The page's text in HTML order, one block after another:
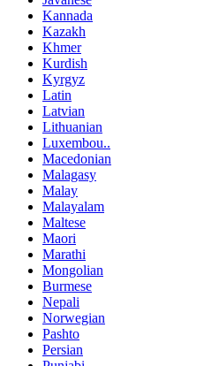
Kannada
Kazakh
Khmer
Kurdish
Kyrgyz
Latin
Latvian
Lithuanian
Luxembou..
Macedonian
Malagasy
Malay
Malayalam
Maltese
Maori
Marathi
Mongolian
Burmese
Nepali
Norwegian
Pashto
Persian